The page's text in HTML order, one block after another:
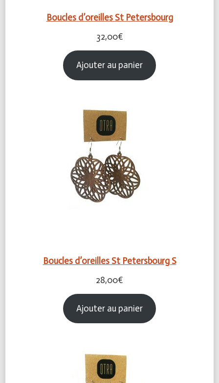
Boucles d’oreilles St Petersbourg
32,00€
Ajouter au panier
Boucles d’oreilles St Petersbourg S
28,00€
Ajouter au panier